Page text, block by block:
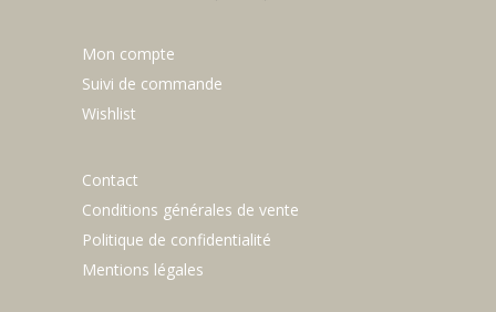
Mon compte
Suivi de commande
Wishlist
Contact
Conditions générales de vente
Politique de confidentialité
Mentions légales